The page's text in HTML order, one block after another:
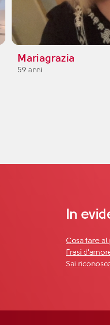
Mariagrazia
59 anni
In
Cosa fare
Frasi
Sai